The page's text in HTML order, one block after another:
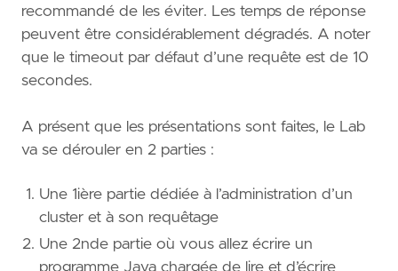
recommandé de les éviter. Les temps de réponse
peuvent être considérablement dégradés. A noter
que le timeout par défaut d’une requête est de 10
secondes.
A présent que les présentations sont faites, le Lab
va se dérouler en 2 parties :
Une 1ière partie dédiée à l’administration d’un
cluster et à son requêtage
Une 2nde partie où vous allez écrire un